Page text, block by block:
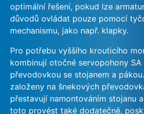
optimální řešení, pokud lze
důvodů ovládat pouze pomocí
mechanismu, jako např. klapky.
Pro potřebu vyššího krouticího
kombinují otočné servopohony SA
převodovkou se stojanem a
založeny na šnekových
přestavují namontováním stojanu
toto provést také dodatečně,